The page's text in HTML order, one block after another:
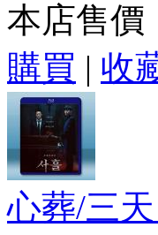
本店售價
購買 | 收
心葬/三